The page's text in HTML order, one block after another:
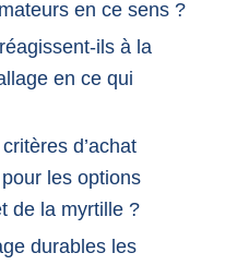
en ce sens ?
ils à la
en ce qui
d’achat
les options
de la myrtille ?
durables les